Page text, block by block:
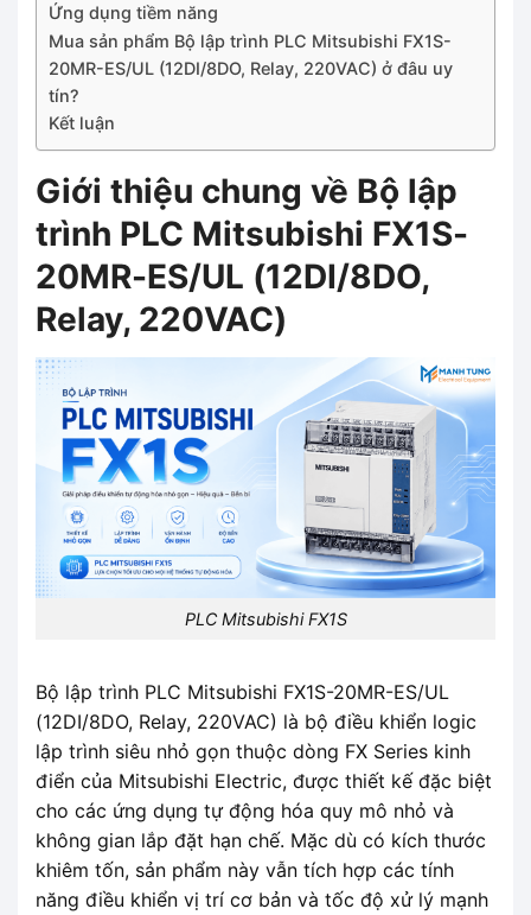
Ứng dụng tiềm năng
Mua sản phẩm Bộ lập trình PLC Mitsubishi FX1S-
20MR-ES/UL (12DI/8DO, Relay, 220VAC) ở đâu uy
tín?
Kết luận
Giới thiệu chung về Bộ lập
trình PLC Mitsubishi FX1S-
20MR-ES/UL (12DI/8DO,
Relay, 220VAC)
PLC Mitsubishi FX1S
Bộ lập trình PLC Mitsubishi FX1S-20MR-ES/UL
(12DI/8DO, Relay, 220VAC) là bộ điều khiển logic
lập trình siêu nhỏ gọn thuộc dòng FX Series kinh
điển của Mitsubishi Electric, được thiết kế đặc biệt
cho các ứng dụng tự động hóa quy mô nhỏ và
không gian lắp đặt hạn chế. Mặc dù có kích thước
khiêm tốn, sản phẩm này vẫn tích hợp các tính
năng điều khiển vị trí cơ bản và tốc độ xử lý mạnh